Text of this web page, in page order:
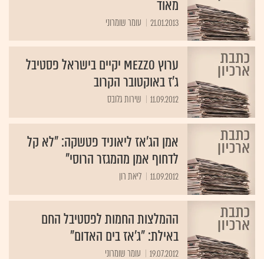
מאוד
21.01.2013 עומר שומרוני
ערוץ Mezzo יקיים בישראל פסטיבל
ג'ז באוקטובר הקרוב
11.09.2012 שירות גלובס
אמן הג'אז ליאוניד פטשקה: "לא קל
לדחוף אמן מהמגזר הרוסי"
11.09.2012 ליאת רון
ההמלצות החמות לפסטיבל החם
באילת: "ג'אז בים האדום"
19.07.2012 עומר שומרוני